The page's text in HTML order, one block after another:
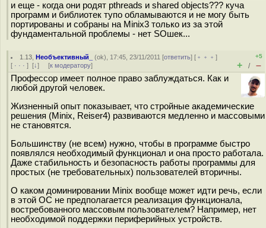
и еще - когда они родят pthreads и shared objects??? куча
программ и библиотек тупо обламываются и не могу быть
портированы и собраны на Minix3 только из за этой
фундаментальной проблемы - нет SOшек...
1.13 ,Необъективный_ (ok), 17:45, 23/11/2011 [ответить] [ ﹢﹢﹢]
[ · · · ] [↓] [к модератору]
+5
+ / –
Профессор имеет полное право заблуждаться. Как и
любой другой человек.
Жизненный опыт показывает, что стройные академические
решения (Minix, Reiser4) развиваются медленно и массовыми
не становятся.
Большинству (не всем) нужно, чтобы в программе быстро
появлялся необходимый функционал и она просто работала.
Даже стабильность и безопасность работы программы для
простых (не требовательных) пользователей вторичны.
О каком доминировании Minix вообще может идти речь, если
в этой ОС не предполагается реализация функционала,
востребованного массовым пользователем? Например, нет
необходимой поддержки периферийных устройств.